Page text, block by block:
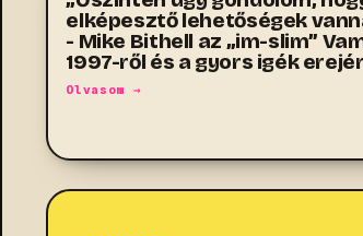
elképesztő lehetőségek
- Mike Bithell az „im-slim”
1997-ről és a gyors igék
Olvasom →